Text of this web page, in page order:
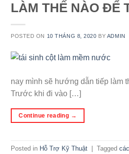
LÀM THẾ NÀO ĐỂ
POSTED ON 10 THÁNG 8, 2020 BY ADMIN
nay mình sẽ hướng dẫn tiếp làm
Trước khi đi vào […]
Continue reading →
Posted in Hỗ Trợ Kỹ Thuật Tagged